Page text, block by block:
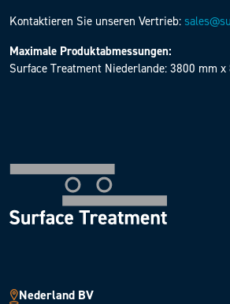
Kontaktieren Sie unseren Vertrieb:
Maximale Produktabmessungen:
Surface Treatment Niederlande: 3800 mm
Nederland BV